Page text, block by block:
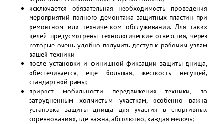
исключается обязательная необходимость проведения
мероприятий полного демонтажа защитных пластин при
ремонтном или техническом обслуживании. Для таких
целей предусмотрены технологические отверстия, через
которые очень удобно получить доступ к рабочим узлам
вашей техники
после установки и финишной фиксации защиты днища,
обеспечивается, ещё большая, жесткость несущей,
стандартной рамы;
прирост мобильности передвижения техники, по
затрудненным холмистым участкам, особенно важна
установка защиты днища для участия в спортивных
соревнованиях, где важна, абсолютно, каждая мелочь;